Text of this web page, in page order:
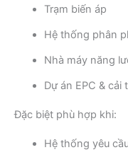
Trạm biến áp
Hệ thống phân
Nhà máy năng
Dự án EPC &
Đặc biệt phù hợp khi:
Hệ thống yêu